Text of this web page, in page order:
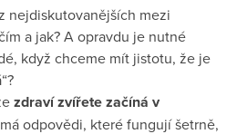
nejdiskutovanějších mezi
a jak? A opravdu je nutné
když chceme mít jistotu, že je
zdraví zvířete začíná v
odpovědi, které fungují šetrně,